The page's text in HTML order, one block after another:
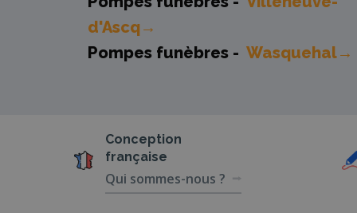
d'Ascq→
Pompes funèbres - Wasquehal→
Conception
française
Qui sommes-nous ?